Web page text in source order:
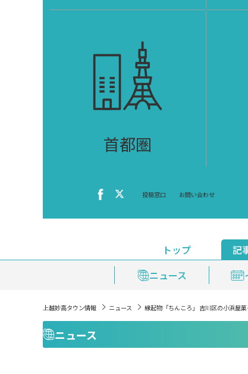
首都圏
投稿窓口 お問い合わせ
トップ
記
ニュース
おくやみ情報
上越妙高タウン情報 ニュース 縁起物「ちんころ」 吉川区の小浜屋
ニュース